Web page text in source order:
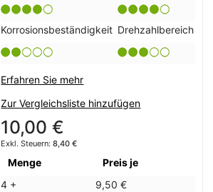
Korrosionsbeständigkeit Drehzahlbereich
Erfahren Sie mehr
Zur Vergleichsliste hinzufügen
10,00 €
8,40 €
Menge
Preis je
4 +
9,50 €